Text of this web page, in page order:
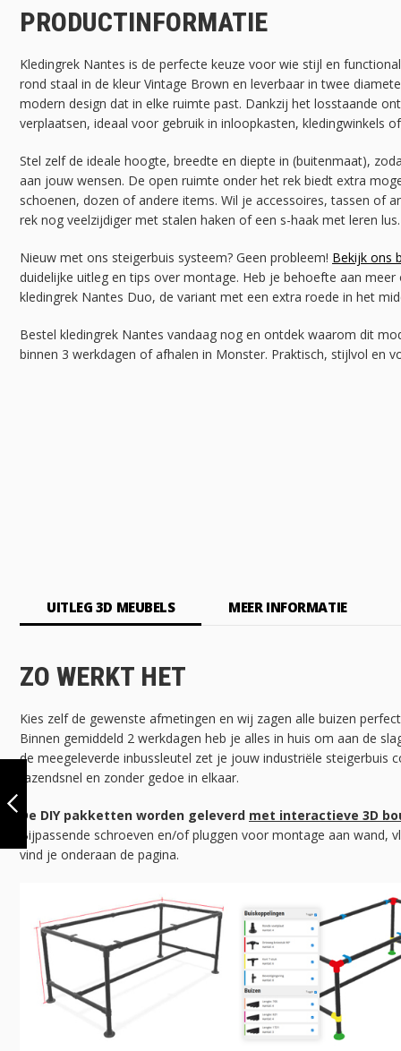
KLEDINGREK
MONTPELLIER |
33.7 MM | WIEL |
DIY
VORIGE
PRODUCTINFORMATIE
Kledingrek Nantes is de perfecte keuze voor wie stijl en
rond staal in de kleur Vintage Brown en leverbaar in twee
modern design dat in elke ruimte past. Dankzij het losstaande
verplaatsen, ideaal voor gebruik in inloopkasten, kledingwinkels
Stel zelf de ideale hoogte, breedte en diepte in (buitenmaat),
aan jouw wensen. De open ruimte onder het rek biedt extra
schoenen, dozen of andere items. Wil je accessoires, tassen of
rek nog veelzijdiger met stalen haken of een s-haak met leren lus.
Nieuw met ons steigerbuis systeem? Geen probleem! Bekijk ons
duidelijke uitleg en tips over montage. Heb je behoefte aan
kledingrek Nantes Duo, de variant met een extra roede in het
Bestel kledingrek Nantes vandaag nog en ontdek waarom dit
binnen 3 werkdagen of afhalen in Monster. Praktisch, stijlvol en
UITLEG 3D MEUBELS
ZO WERKT HET
Kies zelf de gewenste afmetingen en wij zagen alle buizen
Binnen gemiddeld 2 werkdagen heb je alles in huis om aan de
de meegeleverde inbussleutel zet je jouw industriële steigerbuis
razendsnel en zonder gedoe in elkaar.
De DIY pakketten worden geleverd met interactieve 3D
Bijpassende schroeven en/of pluggen voor montage aan wand,
vind je onderaan de pagina.
MEER INFORMATIE